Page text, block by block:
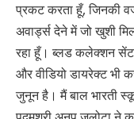
प्रकट करता हूँ, जिनकी
अवार्ड्स देने में जो खुशी
रहा हूँ। ब्लड कलेक्शन
और वीडियो डायरेक्ट भी
जुनून है। मैं बाल भारती